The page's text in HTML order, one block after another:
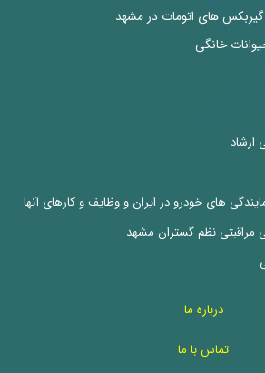
های اتومات در مشهد
خانگی
ارشاد
های خودرو در ایران و وظایف و کارهای آنها
نظم گستران مشهد
درباره ما
تماس با ما